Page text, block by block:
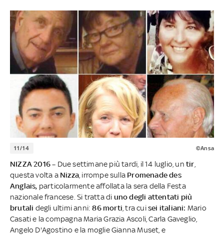
11/14 ©Ansa
NIZZA 2016 – Due settimane più tardi, il 14 luglio, untir
questa volta a Nizza , irrompe sulla Promenade des
Anglais, particolarmente affollata la sera della Festa
nazionale francese. Si tratta di uno degli attentati più
brutali degli ultimi anni:86 morti , tra cuisei italiani: Mario
Casati e la compagna Maria Grazia Ascoli, Carla Gaveglio,
Angelo D'Agostino e la moglie Gianna Muset, e